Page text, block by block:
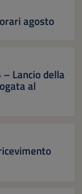
agosto
Lancio della
al